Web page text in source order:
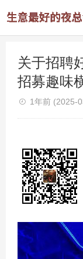
关于招聘
招募趣味
1年前 (2025-